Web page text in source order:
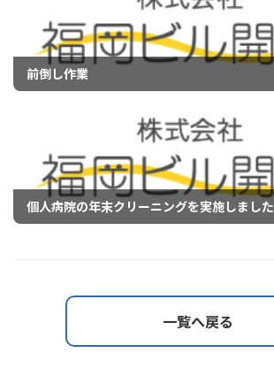
前倒し作業
個人病院の年末クリーニングを実施しました
一覧へ戻る